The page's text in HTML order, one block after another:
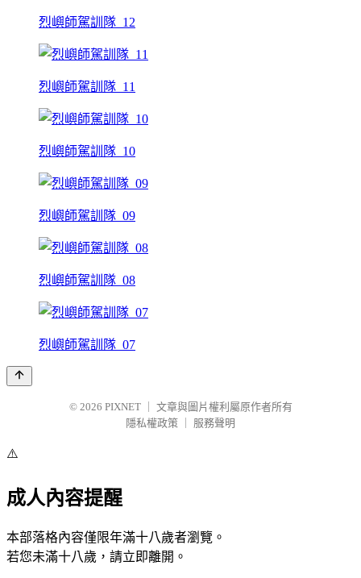
烈嶼師駕訓隊_12
烈嶼師駕訓隊_11
烈嶼師駕訓隊_10
烈嶼師駕訓隊_09
烈嶼師駕訓隊_08
烈嶼師駕訓隊_07
© 2026 PIXNET
文章與圖片權利屬原作者所有
隱私權政策
服務聲明
⚠️
成人內容提醒
本部落格內容僅限年滿十八歲者瀏覽。
若您未滿十八歲，請立即離開。